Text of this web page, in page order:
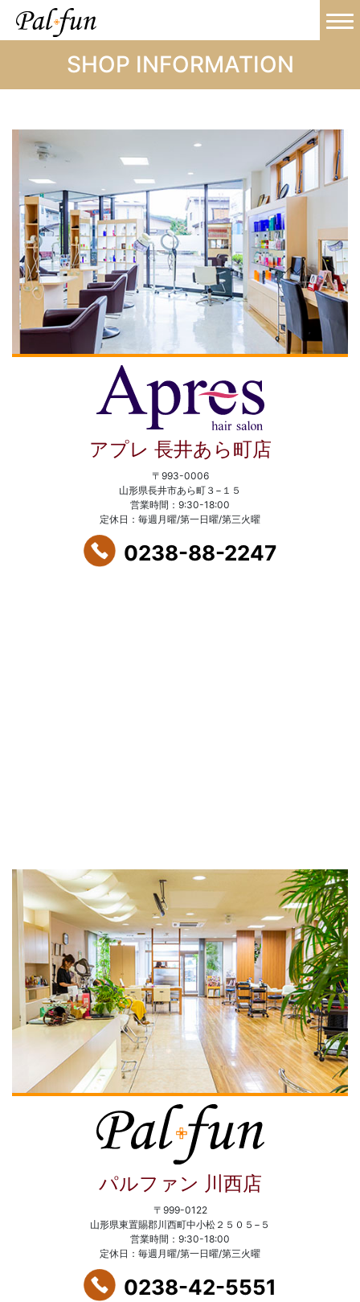
SHOP INFORMATION
アプレ 長井あら町店
〒993-0006
山形県長井市あら町３−１５
営業時間：9:30-18:00
定休日：毎週月曜/第一日曜/第三火曜
0238-88-2247
パルファン 川西店
〒999-0122
山形県東置賜郡川西町中小松２５０５−５
営業時間：9:30-18:00
定休日：毎週月曜/第一日曜/第三火曜
0238-42-5551